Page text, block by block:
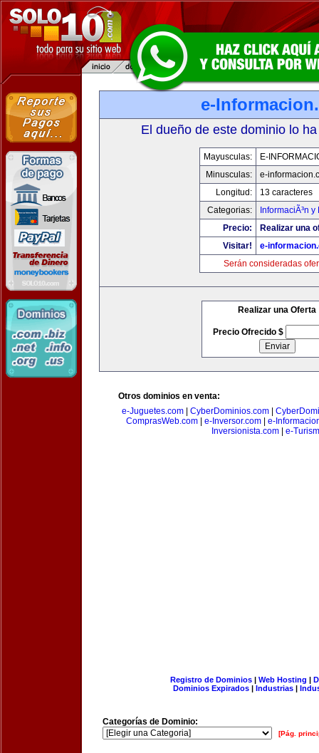
e-
El dueño de este dominio lo
Mayusculas:
E-
Minusculas:
e-
Longitud:
13 caracteres
Categorias:
InformaciÃ³n
Precio:
Realizar una
Visitar!
e-
Serán consideradas
Realizar una Oferta
Precio Ofrecido $
Otros dominios en venta:
e-Juguetes.com| CyberDominios.com|
ComprasWeb.com
e-Inversor.com
e-
Inversionista.com| e-
Registro de Dominios| Web Hosting |
Dominios Expirados | Industrias |
Categorías de Dominio:
[Pág.